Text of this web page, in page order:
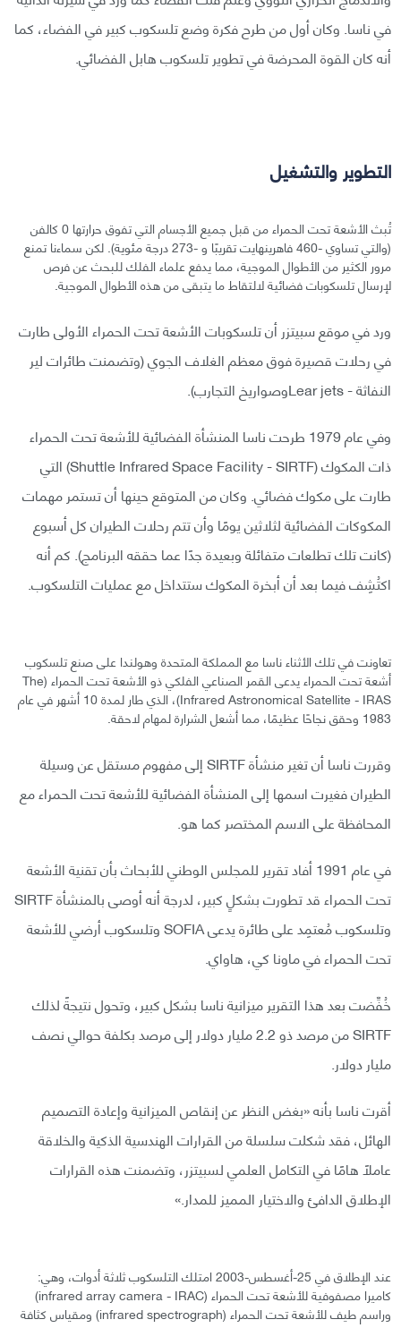
في ناسا. وكان أول من طرح فكرة وضع تلسكوب كبير في الفضاء، كما
أنه كان القوة المحرضة في تطوير تلسكوب هابل الفضائي.
التطوير والتشغيل
تُبث الأشعة تحت الحمراء من قبل جميع الأجسام التي تفوق حرارتها 0 كالفن
(والتي تساوي -460 فاهرينهايت تقريبًا و -273 درجة مئوية). لكن سماءنا تمنع
مرور الكثير من الأطوال الموجية، مما يدفع علماء الفلك للبحث عن فرص
لإرسال تلسكوبات فضائية لالتقاط ما يتبقى من هذه الأطوال الموجية.
ورد في موقع سبيتزر أن تلسكوبات الأشعة تحت الحمراء الأولى طارت
في رحلات قصيرة فوق معظم الغلاف الجوي (وتضمنت طائرات لير
النفاثة - Lear jetsوصواريخ التجارب).
وفي عام 1979 طرحت ناسا المنشأة الفضائية للأشعة تحت الحمراء
ذات المكوك (Shuttle Infrared Space Facility - SIRTF) التي
طارت على مكوك فضائي. وكان من المتوقع حينها أن تستمر مهمات
المكوكات الفضائية لثلاثين يومًا وأن تتم رحلات الطيران كل أسبوع
(كانت تلك تطلعات متفائلة وبعيدة جدًا عما حققه البرنامج). كم أنه
اكتُشِف فيما بعد أن أبخرة المكوك ستتداخل مع عمليات التلسكوب.
تعاونت في تلك الأثناء ناسا مع المملكة المتحدة وهولندا على صنع تلسكوب
أشعة تحت الحمراء يدعى القمر الصناعي الفلكي ذو الأشعة تحت الحمراء (The
Infrared Astronomical Satellite - IRAS)، الذي طار لمدة 10 أشهر في عام
1983 وحقق نجاحًا عظيمًا، مما أشعل الشرارة لمهام لاحقة.
وقررت ناسا أن تغير منشأة SIRTF إلى مفهوم مستقل عن وسيلة
الطيران فغيرت اسمها إلى المنشأة الفضائية للأشعة تحت الحمراء مع
المحافظة على الاسم المختصر كما هو.
في عام 1991 أفاد تقرير للمجلس الوطني للأبحاث بأن تقنية الأشعة
تحت الحمراء قد تطورت بشكلٍ كبير، لدرجة أنه أوصى بالمنشأة SIRTF
وتلسكوب مُعتمِد على طائرة يدعى SOFIA وتلسكوب أرضي للأشعة
تحت الحمراء في ماونا كي، هاواي.
خُفِّضت بعد هذا التقرير ميزانية ناسا بشكل كبير، وتحول نتيجةً لذلك
SIRTF من مرصد ذو 2.2 مليار دولار إلى مرصد بكلفة حوالي نصف
مليار دولار.
أقرت ناسا بأنه «بغض النظر عن إنقاص الميزانية وإعادة التصميم
الهائل، فقد شكلت سلسلة من القرارات الهندسية الذكية والخلاقة
عاملًا هامًا في التكامل العلمي لسبيتزر، وتضمنت هذه القرارات
الإطلاق الدافئ والاختيار المميز للمدار.»
عند الإطلاق في 25-أغسطس-2003 امتلك التلسكوب ثلاثة أدوات، وهي:
كاميرا مصفوفية للأشعة تحت الحمراء (infrared array camera - IRAC)
وراسم طيف للأشعة تحت الحمراء (infrared spectrograph) ومقياس كثافة